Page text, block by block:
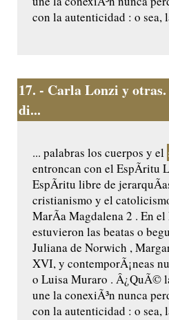
con la autenticidad : o sea,
17. - Carla Lonzi y
di...
... palabras los cuerpos y el
entroncan con el EspÃ­ritu
EspÃ­ritu libre de
cristianismo y el
MarÃ­a Magdalena 2 . En
estuvieron las beatas o
Juliana de Norwich ,
XVI, y contemporÃ¡neas
o Luisa Muraro . Â¿QuÃ©
une la conexiÃ³n nunca
con la autenticidad : o sea,